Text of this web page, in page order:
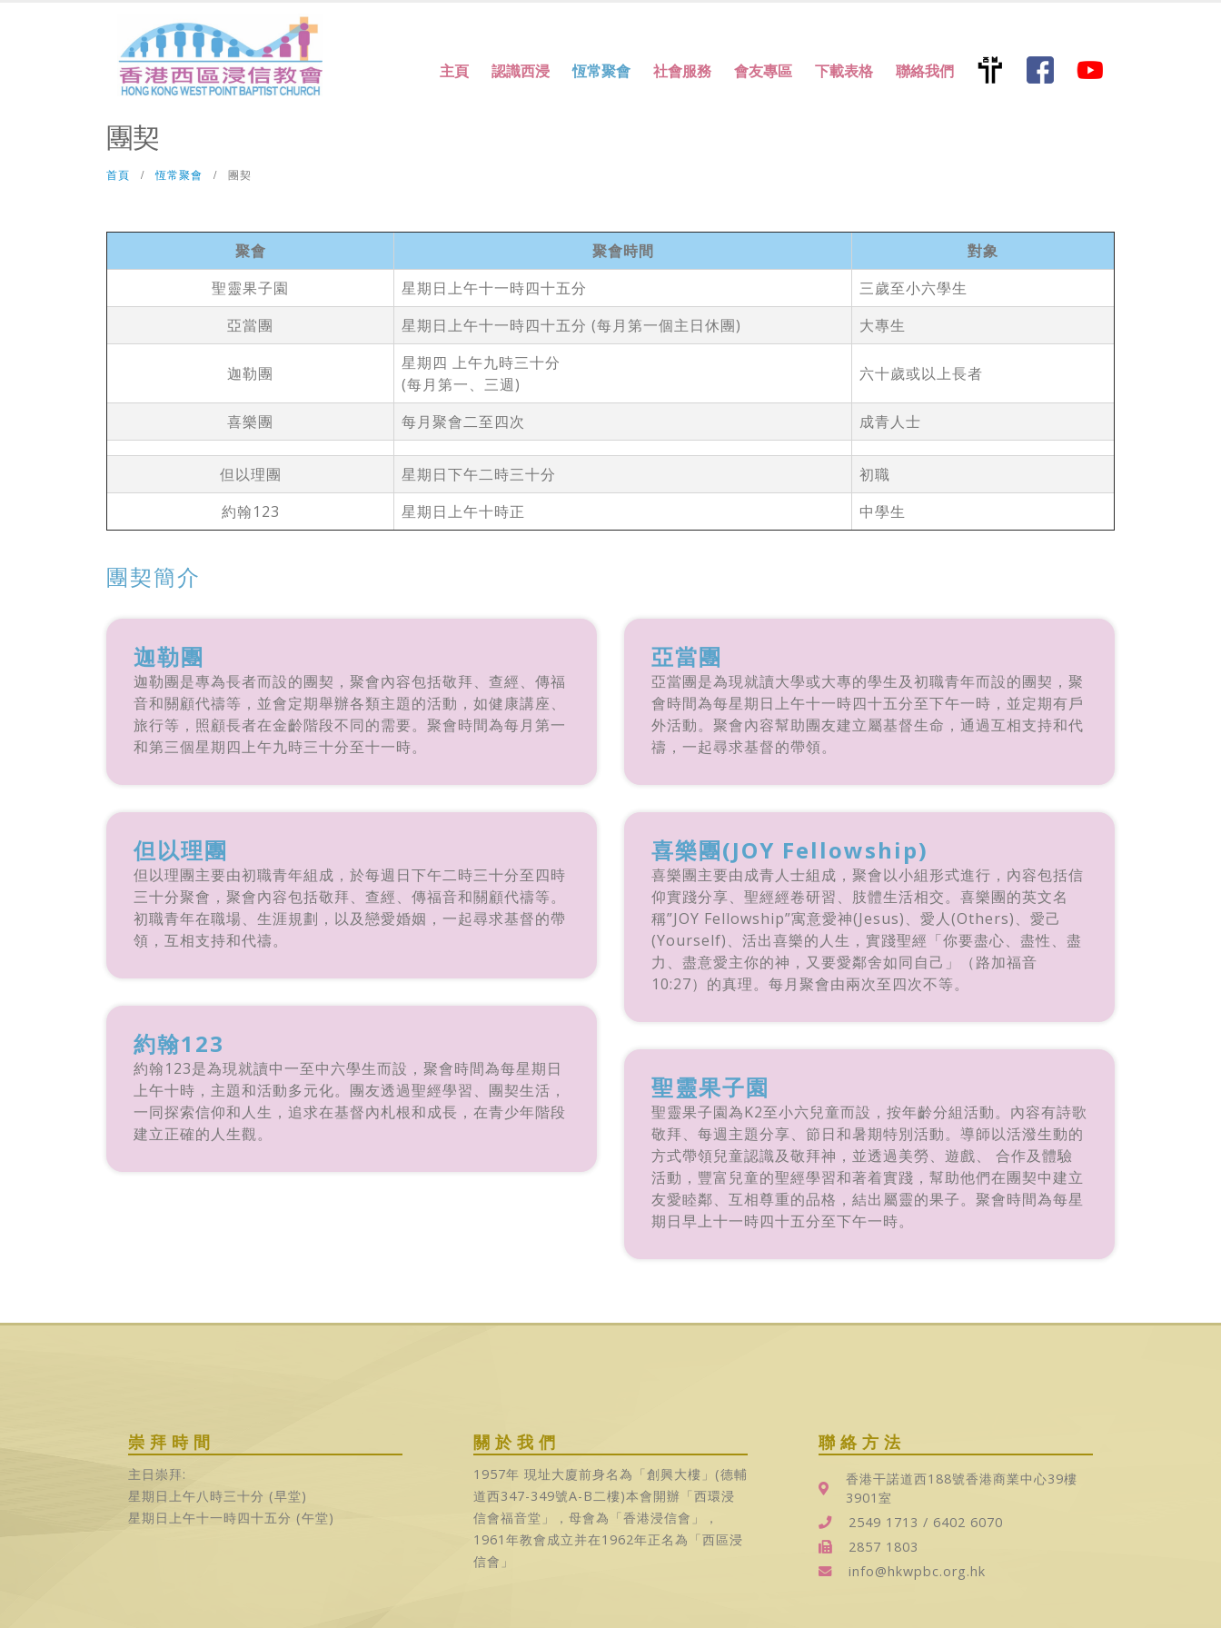
主頁 認識西浸 恆常聚會 社會服務 會友專區 下載表格 聯絡我們
團契
首頁 恆常聚會 團契
聚會 聚會時間
對象
聖靈果子園
星期日上午十一時四十五分
三歲至小六學生
亞當團
星期日上午十一時四十五分 (每月第一個主日休團) 大專生
迦勒團
星期四 上午九時三十分
(每月第一、三週)
六十歲或以上長者
喜樂團 每月聚會二至四次 成青人士
但以理團 星期日下午二時三十分
初職
約翰123
星期日上午十時正 中學生
團契簡介
迦勒團
迦勒團是專為長者而設的團契，聚會內容包括敬拜、查經、傳福
音和關顧代禱等，並會定期舉辦各類主題的活動，如健康講座、
旅行等，照顧長者在金齡階段不同的需要。聚會時間為每月第一
和第三個星期四上午九時三十分至十一時。
但以理團
但以理團主要由初職青年組成，於每週日下午二時三十分至四時
三十分聚會，聚會內容包括敬拜、查經、傳福音和關顧代禱等。
初職青年在職場、生涯規劃，以及戀愛婚姻，一起尋求基督的帶
領，互相支持和代禱。
約翰123
約翰123是為現就讀中一至中六學生而設，聚會時間為每星期日
上午十時，主題和活動多元化。團友透過聖經學習、團契生活，
一同探索信仰和人生，追求在基督內札根和成長，在青少年階段
建立正確的人生觀。
亞當團
亞當團是為現就讀大學或大專的學生及初職青年而設的團契，聚
會時間為每星期日上午十一時四十五分至下午一時，並定期有戶
外活動。聚會內容幫助團友建立屬基督生命，通過互相支持和代
禱，一起尋求基督的帶領。
喜樂團(JOY Fellowship)
喜樂團主要由成青人士組成，聚會以小組形式進行，內容包括信
仰實踐分享、聖經經卷研習、肢體生活相交。喜樂團的英文名
稱”JOY Fellowship”寓意愛神(Jesus)、愛人(Others)、愛己
(Yourself)、活出喜樂的人生，實踐聖經「你要盡心、盡性、盡
力、盡意愛主你的神，又要愛鄰舍如同自己」（路加福音
10:27）的真理。每月聚會由兩次至四次不等。
聖靈果子園
聖靈果子園為K2至小六兒童而設，按年齡分組活動。內容有詩歌
敬拜、每週主題分享、節日和暑期特別活動。導師以活潑生動的
方式帶領兒童認識及敬拜神，並透過美勞、遊戲、 合作及體驗
活動，豐富兒童的聖經學習和著着實踐，幫助他們在團契中建立
友愛睦鄰、互相尊重的品格，結出屬靈的果子。聚會時間為每星
期日早上十一時四十五分至下午一時。
崇拜時間
主日崇拜:
星期日上午八時三十分 (早堂)
星期日上午十一時四十五分 (午堂)
關於我們
1957年 現址大廈前身名為「創興大樓」(德輔
道西347-349號A-B二樓)本會開辦「西環浸
信會福音堂」，母會為「香港浸信會」，
1961年教會成立并在1962年正名為「西區浸
信會」
聯絡方法
香港干諾道西188號香港商業中心39樓
3901室
2549 1713 / 6402 6070
2857 1803
info@hkwpbc.org.hk